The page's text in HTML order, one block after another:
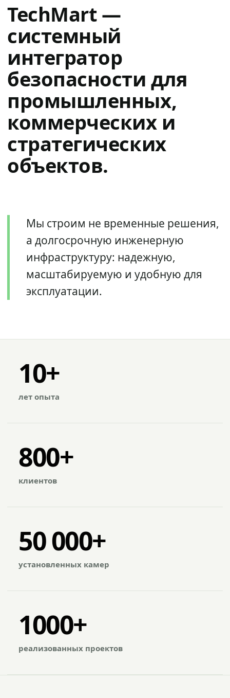
TechMart —
системный
интегратор
безопасности для
промышленных,
коммерческих и
стратегических
объектов.
Мы строим не временные решения,
а долгосрочную инженерную
инфраструктуру: надежную,
масштабируемую и удобную для
эксплуатации.
10+
лет опыта
800+
клиентов
50 000+
установленных камер
1000+
реализованных проектов